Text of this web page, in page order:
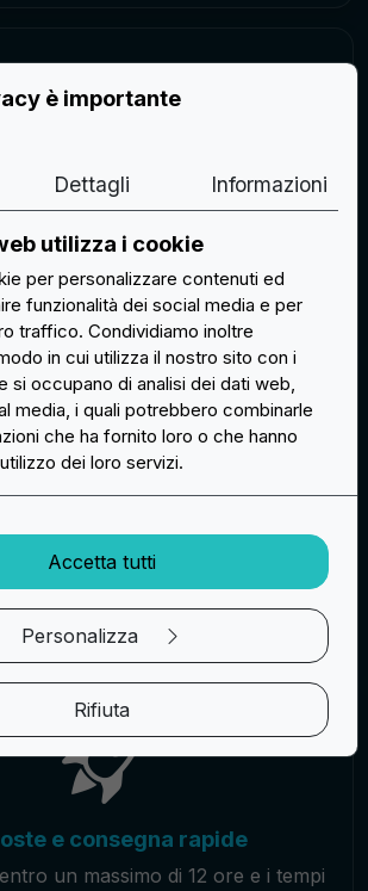
gratuito e modifiche
dell’ordine, vedrai gratuitamente
campione prima della produzione.
finché non approverai il
per la produzione.
ogni tua esigenza in fatto
offrendoti una gamma
personalizzazioni e accessori.
colori, materiali e accessori.
e consegna rapide
un massimo di 12 ore e i tempi
è importante
Dettagli Informazioni
utilizza i cookie
per personalizzare contenuti ed
funzionalità dei social media e per
traffico. Condividiamo inoltre
in cui utilizza il nostro sito con i
si occupano di analisi dei dati web,
media, i quali potrebbero combinarle
che ha fornito loro o che hanno
dei loro servizi.
Accetta tutti
Personalizza
Rifiuta